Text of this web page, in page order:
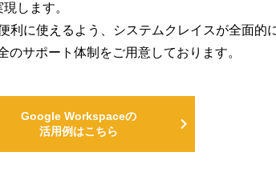
します。
利に使えるよう、システムクレイスが全面的
サポート体制をご用意しております。
Google Workspaceの
活用例はこちら